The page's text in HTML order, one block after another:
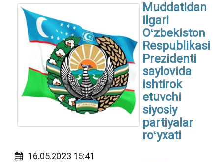
Muddatidan
ilgari
Oʻzbekiston
Respublikasi
Prezidenti
saylovida
ishtirok
etuvchi
siyosiy
partiyalar
roʻyxati
16.05.2023 15:41